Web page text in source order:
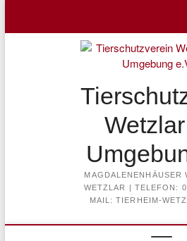
content
MAGDALENENHÄUSER
WETZLAR | TELEFON:
MAIL: TIERHEIM-